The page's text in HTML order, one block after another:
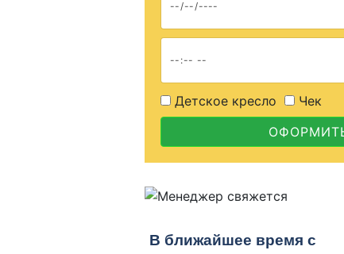
Детское кресло
Чек
В ближайшее время с